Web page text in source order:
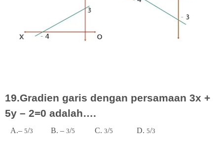
19.Gradien garis dengan persamaan 3x +
5y – 2=0 adalah….
A.– 5/3 B. – 3/5 C. 3/5 D. 5/3